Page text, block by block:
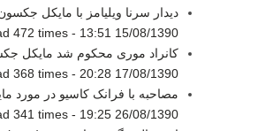
دیدار سرنا ویلیامز با مایکل
15/08/1390 13:51
-
472 times
کانراد موری محکوم شد مایکل
17/08/1390 20:28
-
368 times
مصاحبه با فرانک کاسیو در مورد
26/08/1390 19:25
-
341 times